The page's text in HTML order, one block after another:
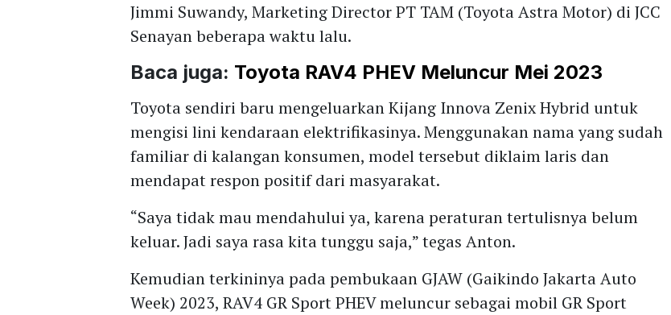
Jimmi Suwandy, Marketing Director PT TAM (Toyota Astra Motor) di JCC
Senayan beberapa waktu lalu.
Baca juga: Toyota RAV4 PHEV Meluncur Mei 2023
Toyota sendiri baru mengeluarkan Kijang Innova Zenix Hybrid untuk
mengisi lini kendaraan elektrifikasinya. Menggunakan nama yang sudah
familiar di kalangan konsumen, model tersebut diklaim laris dan
mendapat respon positif dari masyarakat.
“Saya tidak mau mendahului ya, karena peraturan tertulisnya belum
keluar. Jadi saya rasa kita tunggu saja,” tegas Anton.
Kemudian terkininya pada pembukaan GJAW (Gaikindo Jakarta Auto
Week) 2023, RAV4 GR Sport PHEV meluncur sebagai mobil GR Sport